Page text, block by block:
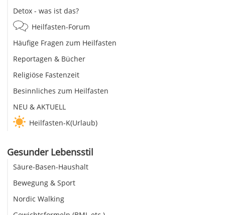
Detox - was ist das?
Heilfasten-Forum
Häufige Fragen zum Heilfasten
Reportagen & Bücher
Religiöse Fastenzeit
Besinnliches zum Heilfasten
NEU & AKTUELL
Heilfasten-K(Urlaub)
Gesunder Lebensstil
Säure-Basen-Haushalt
Bewegung & Sport
Nordic Walking